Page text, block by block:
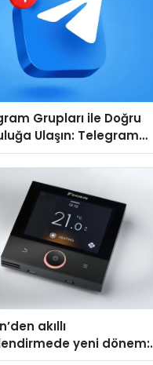
Grupları ile Doğru
Ulaşın: Telegram
Doğru Başlangıç
akıllı
yeni dönem:
Plus Türkiye’de